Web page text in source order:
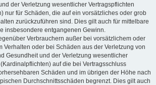
der Verletzung wesentlicher Vertragspflichten
nur für Schäden, die auf ein vorsätzliches oder grob
zurückzuführen sind. Dies gilt auch für mittelbare
insbesondere entgangenen Gewinn.
Verbrauchern außer bei vorsätzlichem oder
Verhalten oder bei Schäden aus der Verletzung von
Gesundheit und der Verletzung wesentlicher
auf die bei Vertragsschluss
Schäden und im übrigen der Höhe nach
Durchschnittsschäden begrenzt. Dies gilt auch